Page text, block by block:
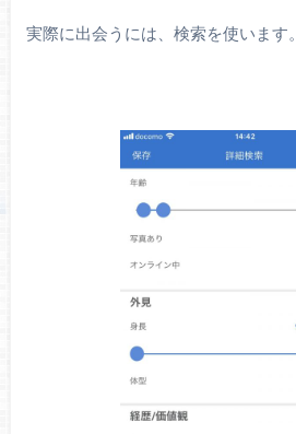
実際に出会うには、検索を使います。